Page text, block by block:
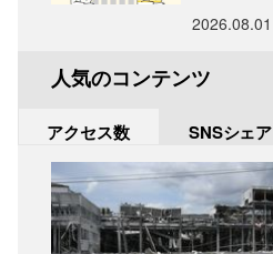
2026.08.01
人気のコンテンツ
アクセス数 SNSシェア